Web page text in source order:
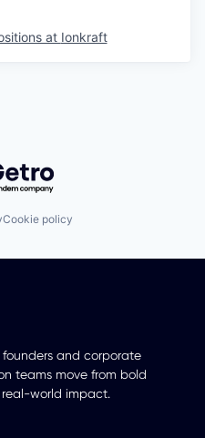
at Ionkraft
by Getro.com
Cookie policy
founders and corporate
teams move from bold
world impact.